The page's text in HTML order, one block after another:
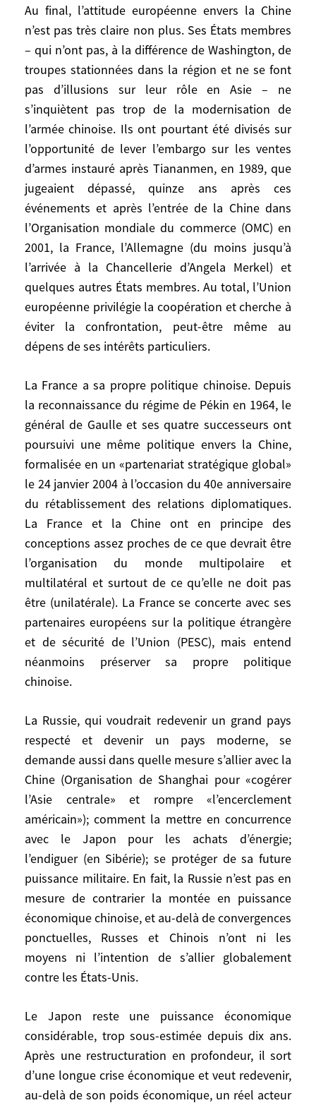
Au final, l’attitude européenne envers la Chine
n’est pas très claire non plus. Ses États membres
– qui n’ont pas, à la différence de Washington, de
troupes stationnées dans la région et ne se font
pas d’illusions sur leur rôle en Asie – ne
s’inquiètent pas trop de la modernisation de
l’armée chinoise. Ils ont pourtant été divisés sur
l’opportunité de lever l’embargo sur les ventes
d’armes instauré après Tiananmen, en 1989, que
jugeaient dépassé, quinze ans après ces
événements et après l’entrée de la Chine dans
l’Organisation mondiale du commerce (OMC) en
2001, la France, l’Allemagne (du moins jusqu’à
l’arrivée à la Chancellerie d’Angela Merkel) et
quelques autres États membres. Au total, l’Union
européenne privilégie la coopération et cherche à
éviter la confrontation, peut-être même au
dépens de ses intérêts particuliers.
La France a sa propre politique chinoise. Depuis
la reconnaissance du régime de Pékin en 1964, le
général de Gaulle et ses quatre successeurs ont
poursuivi une même politique envers la Chine,
formalisée en un «partenariat stratégique global»
le 24 janvier 2004 à l’occasion du 40e anniversaire
du rétablissement des relations diplomatiques.
La France et la Chine ont en principe des
conceptions assez proches de ce que devrait être
l’organisation du monde multipolaire et
multilatéral et surtout de ce qu’elle ne doit pas
être (unilatérale). La France se concerte avec ses
partenaires européens sur la politique étrangère
et de sécurité de l’Union (PESC), mais entend
néanmoins préserver sa propre politique
chinoise.
La Russie, qui voudrait redevenir un grand pays
respecté et devenir un pays moderne, se
demande aussi dans quelle mesure s’allier avec la
Chine (Organisation de Shanghai pour «cogérer
l’Asie centrale» et rompre «l’encerclement
américain»); comment la mettre en concurrence
avec le Japon pour les achats d’énergie;
l’endiguer (en Sibérie); se protéger de sa future
puissance militaire. En fait, la Russie n’est pas en
mesure de contrarier la montée en puissance
économique chinoise, et au-delà de convergences
ponctuelles, Russes et Chinois n’ont ni les
moyens ni l’intention de s’allier globalement
contre les États-Unis.
Le Japon reste une puissance économique
considérable, trop sous-estimée depuis dix ans.
Après une restructuration en profondeur, il sort
d’une longue crise économique et veut redevenir,
au-delà de son poids économique, un réel acteur
L’Union européenne partage, à un degré
moindre, les mêmes attentes, espérances,
hésitations et craintes que les États-Unis à
l’égard de la Chine. Mais elle ne se voit pas,
ne raisonne pas et ne se comporte pas
encore comme une puissance malgré le
«partenariat stratégique» qu’elle a signé
avec la Chine. L’Union européenne est
fascinée – peut-être trop? – par les
perspectives offertes à ses entreprises et à
ses exportations par la croissance et
l’immensité des besoins chinois. Mais en
même temps elle s’inquiète: des
conséquences pour ses entreprises des
exportations chinoises en Europe (textiles
et autres); de la rapidité d’acquisition et de
maîtrise par la Chine des technologies les
plus avancées et de ses exigences
croissantes dans ce domaine
(aéronautique, nucléaire, transports
par la Chine de gaz à effet de serre et de
ses conséquences pour la planète. Elle est
gênée par la sous-évaluation du yuan et
voudrait obtenir de la Chine un réel
respect de la propriété intellectuelle.
L’opinion européenne, convaincue du bien-
fondé de ses valeurs, est choquée par
l’insuffisance et la lenteur de progrès
démocratiques en Chine.
Au final, l’attitude européenne envers la
Chine n’est pas très claire non plus. Ses
États membres – qui n’ont pas, à la
différence de Washington, de troupes
stationnées dans la région et ne se font
pas d’illusions sur leur rôle en Asie – ne
s’inquiètent pas trop de la modernisation
divisés sur l’opportunité de lever l’embargo
sur les ventes d’armes instauré après
Tiananmen, en 1989, que jugeaient
dépassé, quinze ans après ces événements
et après l’entrée de la Chine dans
l’Organisation mondiale du commerce
(OMC) en 2001, la France, l’Allemagne (du
moins jusqu’à l’arrivée à la Chancellerie
d’Angela Merkel) et quelques autres États
membres. Au total, l’Union européenne
privilégie la coopération et cherche à éviter
la confrontation, peut-être même au
dépens de ses intérêts particuliers.
La France a sa propre politique chinoise.
Pékin en 1964, le général de Gaulle et ses
quatre successeurs ont poursuivi une
même politique envers la Chine, formalisée
en un «partenariat stratégique global» le
24 janvier 2004 à l’occasion du 40e